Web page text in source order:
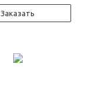
Заказать